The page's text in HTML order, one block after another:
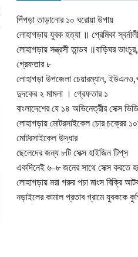
পিঁপড়া তাড়ানোর ১০ ঘরোয়া উপায়
লোহাগড়ায় যুবক হত্যা ॥ প্রেমিকা
লোহাগড়ায় সন্ত্রসী তান্ডব ॥বাড়িঘর
গ্রেফতার ৮
লোহাগড়া উপজেলা চেয়ারম্যান,
দুদকের ২ মামলা । গ্রেফতার ১
বাংলাদেশের যে ১৪ অভিনেত্রীর সেক্স
লোহাগড়ায় মোটরসাইকেল চোর চক্রের
মোটরসাইকেল উদ্ধার
ছেলেদের জন্য ৮টি সেক্স হাইজিন টিপ্‌স
একদিনেই ৬-৮ জনের সাথে সেক্স করতে
লোহাগড়ায় মরা গরুর পচা মাংস বিক্রি
নড়াইলের কামাল প্রতাব গ্রামে যুবককে